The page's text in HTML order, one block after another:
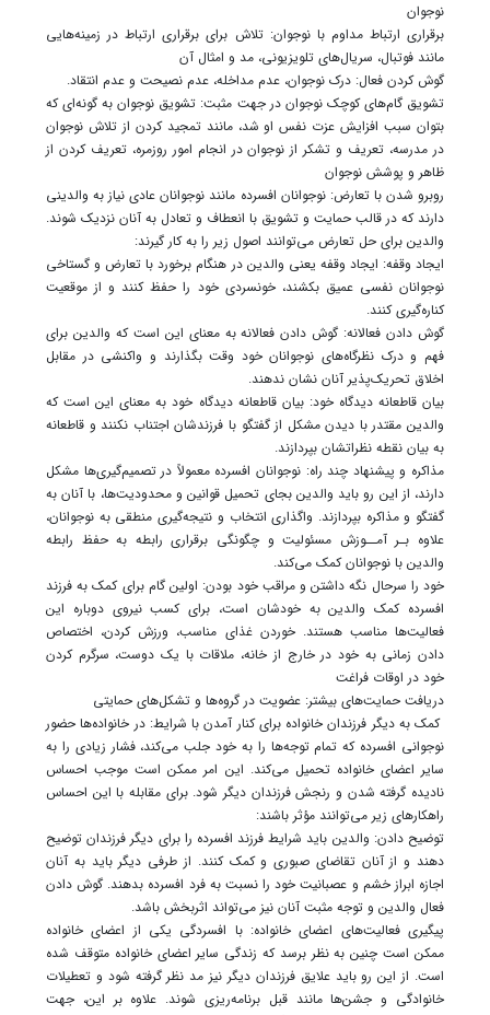
نوجوان
برقراری ارتباط مداوم با نوجوان: تلاش برای برقراری ارتباط در زمینه‌هایی
مانند فوتبال،‌ سریال‌های تلویزیونی، مد و امثال آن
گوش کردن فعال: درک نوجوان، عدم مداخله، عدم نصیحت و عدم انتقاد.
تشویق گام‌های کوچک نوجوان در جهت مثبت: تشویق نوجوان به گونه‌ای که
بتوان سبب افزایش عزت نفس او شد، مانند تمجید کردن از تلاش نوجوان
در مدرسه، تعریف و تشکر از نوجوان در انجام امور روزمره، تعریف کردن از
ظاهر و پوشش نوجوان
روبرو شدن با تعارض: نوجوانان افسرده مانند نوجوانان عادی نیاز به والدینی
دارند که در قالب حمایت و تشویق با انعطاف و تعادل به آنان نزدیک شوند.
والدین برای حل تعارض می‌توانند اصول زیر را به کار گیرند:
ایجاد وقفه: ایجاد وقفه یعنی والدین در هنگام برخورد با تعارض و گستاخی
نوجوانان نفسی عمیق بکشند، خونسردی خود را حفظ کنند و از موقعیت
کناره‌گیری کنند.
گوش دادن فعالانه: گوش دادن فعالانه به معنای این است که والدین برای
فهم و درک نظرگاه‌های نوجوانان خود وقت بگذارند و واکنشی در مقابل
اخلاق تحریک‌پذیر آنان نشان ندهند.
بیان قاطعانه دیدگاه خود: بیان قاطعانه دیدگاه خود به معنای این است که
والدین مقتدر با دیدن مشکل از گفتگو با فرزندشان اجتناب نکنند و قاطعانه
به بیان نقطه نظراتشان بپردازند.
مذاکره و پیشنهاد چند راه: نوجوانان افسرده معمولاً در تصمیم‌گیری‌ها مشکل
دارند، از این رو باید والدین بجای تحمیل قوانین و محدودیت‌ها، با آنان به
گفتگو و مذاکره بپردازند. واگذاری انتخاب و نتیجه‌گیری منطقی به نوجوانان،
علاوه بـر آمــوزش مسئولیت و چگونگی برقراری رابطه به حفظ رابطه
والدین با نوجوانان کمک می‌کند.
خود را سرحال نگه داشتن و مراقب خود بودن: اولین گام برای کمک به فرزند
افسرده کمک والدین به خودشان است، برای کسب نیروی دوباره این
فعالیت‌ها مناسب هستند. خوردن غذای مناسب، ورزش کردن، اختصاص
دادن زمانی به خود در خارج از خانه، ملاقات با یک دوست، سرگرم کردن
خود در اوقات فراغت
دریافت حمایت‌های بیشتر: عضویت در گروه‌ها و تشکل‌های حمایتی
کمک به دیگر فرزندان خانواده برای کنار آمدن با شرایط: در خانواده‌ها حضور
نوجوانی افسرده که تمام توجه‌ها را به خود جلب می‌کند، فشار زیادی را به
سایر اعضای خانواده تحمیل می‌کند. این امر ممکن است موجب احساس
نادیده گرفته شدن و رنجش فرزندان دیگر شود. برای مقابله با این احساس
راهکارهای زیر می‌توانند مؤثر باشند:
توضیح دادن: والدین باید شرایط فرزند افسرده را برای دیگر فرزندان توضیح
دهند و از آنان تقاضای صبوری و کمک کنند. از طرفی دیگر باید به آنان
اجازه ابراز خشم و عصبانیت خود را نسبت به فرد افسرده بدهند. گوش دادن
فعال والدین و توجه مثبت آنان نیز می‌تواند اثربخش باشد.
پیگیری فعالیت‌های اعضای خانواده: با افسردگی یکی از اعضای خانواده
ممکن است چنین به نظر برسد که زندگی سایر اعضای خانواده متوقف شده
است. از این رو باید علایق فرزندان دیگر نیز مد نظر گرفته شود و تعطیلات
خانوادگی و جشن‌ها مانند قبل برنامه‌ریزی شوند. علاوه بر این، جهت